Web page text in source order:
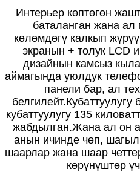
Интерьер көптөгөн
баталанган жана
көлөмдөгү калкып
экранын + толук LCD
дизайнын камсыз
аймагында уюлдук
панели бар, ал
кубаттуулугу 135
жабдылган.Жана ал он
анын ичинде чөп,
шаарлар жана шаар
көрүнүштөр